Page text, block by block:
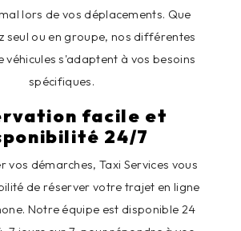
lors de vos déplacements. Que
seul ou en groupe, nos différentes
véhicules s'adaptent à vos besoins
spécifiques.
facile et
24/7
vos démarches, Taxi Services vous
de réserver votre trajet en ligne
Notre équipe est disponible 24